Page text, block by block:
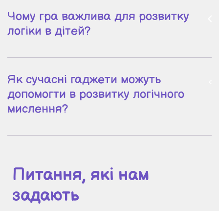
Чому гра важлива для розвитку
логіки в дітей?
Як сучасні гаджети можуть
допомогти в розвитку логічного
мислення?
Питання, які нам
задають